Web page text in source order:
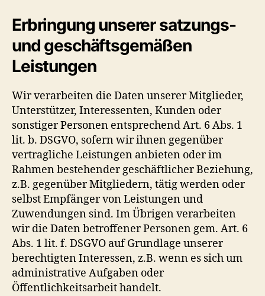
Erbringung unserer satzungs-
und geschäftsgemäßen
Leistungen
Wir verarbeiten die Daten unserer Mitglieder,
Unterstützer, Interessenten, Kunden oder
sonstiger Personen entsprechend Art. 6 Abs. 1
lit. b. DSGVO, sofern wir ihnen gegenüber
vertragliche Leistungen anbieten oder im
Rahmen bestehender geschäftlicher Beziehung,
z.B. gegenüber Mitgliedern, tätig werden oder
selbst Empfänger von Leistungen und
Zuwendungen sind. Im Übrigen verarbeiten
wir die Daten betroffener Personen gem. Art. 6
Abs. 1 lit. f. DSGVO auf Grundlage unserer
berechtigten Interessen, z.B. wenn es sich um
administrative Aufgaben oder
Öffentlichkeitsarbeit handelt.